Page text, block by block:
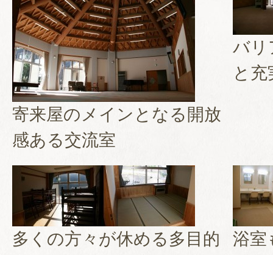
寄来屋のメインとなる開放
感ある交流室
バリ
と
多くの方々が休める多目的
浴室